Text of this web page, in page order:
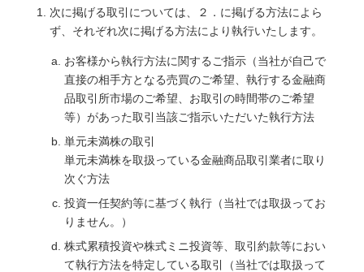
次に掲げる取引については、２．に掲げる方法によら
ず、それぞれ次に掲げる方法により執行いたします。
お客様から執行方法に関するご指示（当社が自己で
直接の相手方となる売買のご希望、執行する金融商
品取引所市場のご希望、お取引の時間帯のご希望
等）があった取引当該ご指示いただいた執行方法
単元未満株の取引
単元未満株を取扱っている金融商品取引業者に取り
次ぐ方法
投資一任契約等に基づく執行（当社では取扱ってお
りません。）
株式累積投資や株式ミニ投資等、取引約款等におい
て執行方法を特定している取引（当社では取扱って